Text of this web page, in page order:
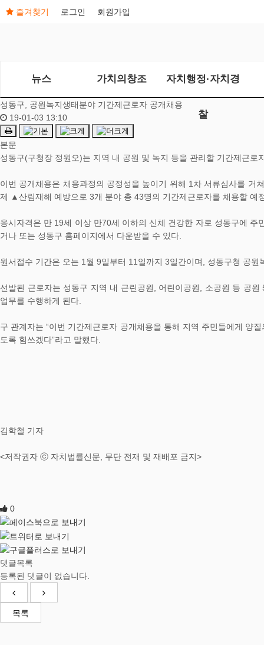
즐겨찾기 로그인 회원가입
뉴스 가치의창조 자치행정·자치경
찰
성동구, 공원녹지생태분야 기간제근로자 공개채용
19-01-03 13:10
본문
성동구(구청장 정원오)는 지역 내 공원 및 녹지 등을 관리할 기간제근로
이번 공개채용은 채용과정의 공정성을 높이기 위해 1차 서류심사를
제 ▲산림재해 예방으로 3개 분야 총 43명의 기간제근로자를 채용할 예
응시자격은 만 19세 이상 만70세 이하의 신체 건강한 자로 성동구에
거나 또는 성동구 홈페이지에서 다운받을 수 있다.
원서접수 기간은 오는 1월 9일부터 11일까지 3일간이며, 성동구청 공
선발된 근로자는 성동구 지역 내 근린공원, 어린이공원, 소공원 등 공
업무를 수행하게 된다.
구 관계자는 “이번 기간제근로자 공개채용을 통해 지역 주민들에게 양
도록 힘쓰겠다”라고 말했다.
김학철 기자
<저작권자 ⓒ 자치법률신문, 무단 전재 및 재배포 금지>
0
댓글목록
등록된 댓글이 없습니다.
목록